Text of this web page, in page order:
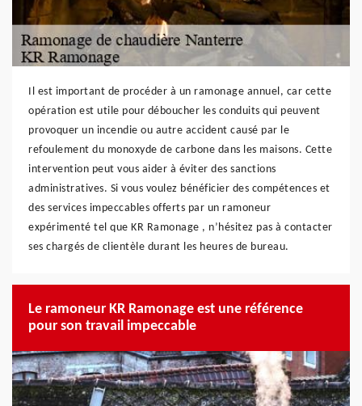
Il est important de procéder à un ramonage annuel, car cette
opération est utile pour déboucher les conduits qui peuvent
provoquer un incendie ou autre accident causé par le
refoulement du monoxyde de carbone dans les maisons. Cette
intervention peut vous aider à éviter des sanctions
administratives. Si vous voulez bénéficier des compétences et
des services impeccables offerts par un ramoneur
expérimenté tel que KR Ramonage , n’hésitez pas à contacter
ses chargés de clientèle durant les heures de bureau.
Le ramoneur KR Ramonage est une référence
pour son travail impeccable